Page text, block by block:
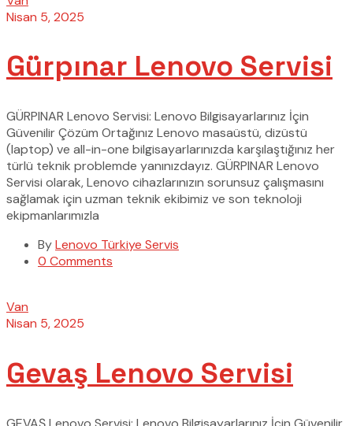
Nisan 5, 2025
Gürpınar Lenovo Servisi
GÜRPINAR Lenovo Servisi: Lenovo Bilgisayarlarınız İçin
Güvenilir Çözüm Ortağınız Lenovo masaüstü, dizüstü
(laptop) ve all-in-one bilgisayarlarınızda karşılaştığınız her
türlü teknik problemde yanınızdayız. GÜRPINAR Lenovo
Servisi olarak, Lenovo cihazlarınızın sorunsuz çalışmasını
sağlamak için uzman teknik ekibimiz ve son teknoloji
ekipmanlarımızla
ByLenovo Türkiye Servis
0 Comments
Van
Nisan 5, 2025
Gevaş Lenovo Servisi